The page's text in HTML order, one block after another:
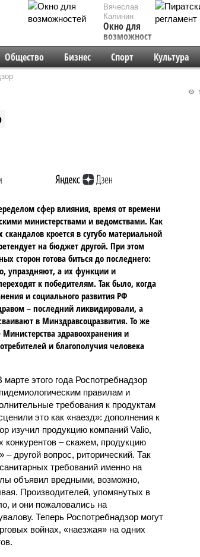
Вячеслав
Калинин
Окно для
возможностей
Общество Бизнес Спорт Культура
сфер влияния, время от времени
министерствами и ведомствами. Как
кроется в сугубо материальной
на бюджет другой. При этом
сторон готова биться до последнего:
упраздняют, а их функции и
к победителям. Так было, когда
и социального развития РФ
– последний ликвидировали, а
в Минздравсоцразвития. То же
здравоохранения и
и благополучия человека
этого года Роспотребнадзор
правилам и
требования к продуктам
это как «наезд»: дополнения к
изучил продукцию компаний Valio,
конкурентов – скажем, продукцию
другой вопрос, риторический. Так
требований именно на
объявил вредными, возможно,
Производителей, упомянутых в
и они пожаловались на
Теперь Роспотребнадзор могут
войнах, «наезжая» на одних